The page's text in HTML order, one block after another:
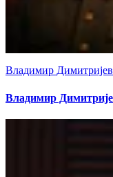
Владимир
Владимир